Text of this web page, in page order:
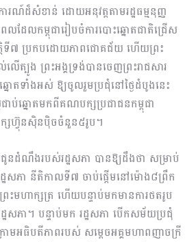
រណ៍ដ៏សំខាន់ ដោយអនុវត្តតាមរដ្ឋធម្មនុញ្ញ
ដែលកម្ពុជារៀបចំការបោះឆ្នោតជាតិជ្រើស
តិទី៧ ប្រកបដោយភាពជោគជ័យ ហើយព្រះ
ើត្បូង ព្រះអង្គទ្រង់បានចេញព្រះរាជសារ
នោតទាំងអស់ ឱ្យចូលរួមប្រជុំនៅថ្ងៃដំបូងនេះ
ាប់ឆ្នោតមកពីគណបក្សប្រជាជនកម្ពុជា​
ហ៊្វុនស៊ិនប៉ិចចំនួន៥រូប។
នដំណឹងរបស់រដ្ឋសភា បានឱ្យដឹងថា សម្រាប់
សភា នីតិកាលទី៧ ចាប់ផ្តើមនៅម៉ោង៨ព្រឹក
ះមហាក្សត្រ ហើយបន្ទាប់មកមានការថតរូប
សភា។ បន្ទាប់មក រដ្ឋសភា បើកសម័យប្រជុំ
អធិបតីភាពរបស់ សម្តេចអគ្គមហាពញាចក្រី